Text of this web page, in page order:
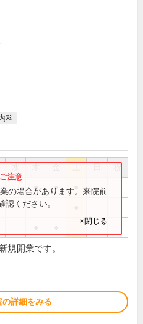
科
祝
● ●
の場合があります。来院前
認ください。
×閉じる
規開業です。
の詳細をみる